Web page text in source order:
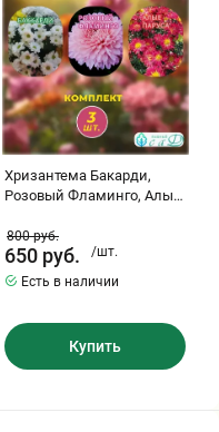
шт
Хризантема Бакарди,
Розовый Фламинго, Алые
800руб.
650 руб.
/шт.
Есть в наличии
Купить